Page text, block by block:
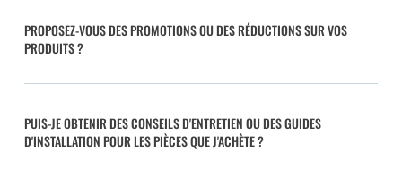
PROPOSEZ-VOUS DES PROMOTIONS OU DES RÉDUCTIONS SUR VOS
PRODUITS ?
PUIS-JE OBTENIR DES CONSEILS D'ENTRETIEN OU DES GUIDES
D'INSTALLATION POUR LES PIÈCES QUE J'ACHÈTE ?